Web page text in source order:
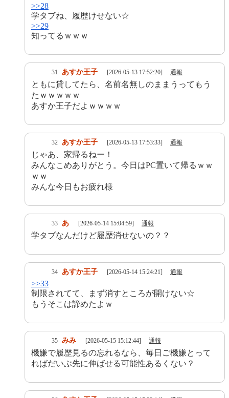
>>28
学タブね、履歴けせない☆
>>29
知ってるｗｗｗ
31 あすか王子 [2026-05-13 17:52:20] 通報
ともに貸してたら、名前名無しのままうってもう
たｗｗｗｗｗ
あすか王子だよｗｗｗｗ
32 あすか王子 [2026-05-13 17:53:33] 通報
じゃあ、家帰るねー！
みんなこめありがとう。今日はPC置いて帰るｗｗ
ｗｗ
みんな今日もお疲れ様
33 あ [2026-05-14 15:04:59] 通報
学タブなんだけど履歴消せないの？？
34 あすか王子 [2026-05-14 15:24:21] 通報
>>33
制限されてて、まず消すところが開けない☆
もうそこは諦めたよｗ
35 みみ [2026-05-15 15:12:44] 通報
機嫌で履歴見るの忘れるなら、毎日ご機嫌とって
ればだいぶ先に伸ばせる可能性あるくない？